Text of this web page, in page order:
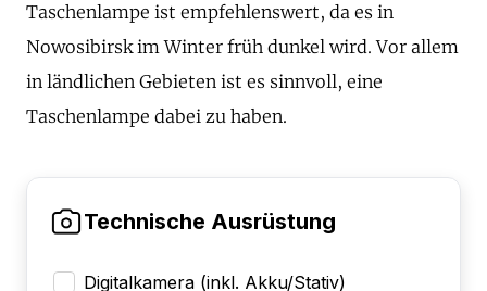
Taschenlampe ist empfehlenswert, da es in
Nowosibirsk im Winter früh dunkel wird. Vor allem
in ländlichen Gebieten ist es sinnvoll, eine
Taschenlampe dabei zu haben.
Technische Ausrüstung
Digitalkamera (inkl. Akku/Stativ)